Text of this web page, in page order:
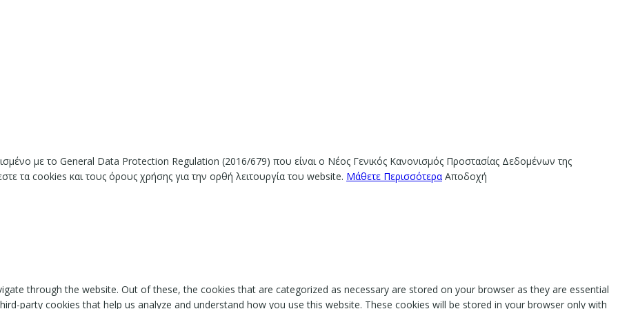
με το General Data Protection Regulation (2016/679) που είναι ο Νέος Γενικός Κανονισμός Προστασίας Δεδομένων της
τα cookies και τους όρους χρήσης για την ορθή λειτουργία του website. Μάθετε Περισσότερα Αποδοχή
through the website. Out of these, the cookies that are categorized as necessary are stored on your browser as they are essential
party cookies that help us analyze and understand how you use this website. These cookies will be stored in your browser only with